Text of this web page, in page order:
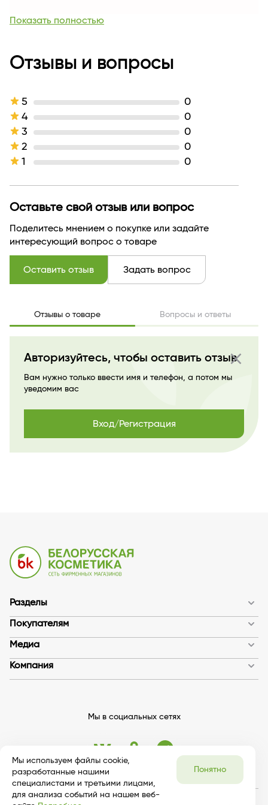
Производитель
Длина
Показать полностью
Отзывы и вопросы
5
0
4
0
3
0
2
0
1
0
Оставьте свой отзыв или вопрос
Поделитесь мнением о покупке или задайте
интересующий вопрос о товаре
Оставить отзыв Задать вопрос
Отзывы о товаре Вопросы и ответы
close
Авторизуйтесь, чтобы оставить отзыв
Вам нужно только ввести имя и телефон, а потом мы
уведомим вас
Вход/Регистрация
Разделы
Покупателям
Медиа
Компания
Мы в социальных сетях
Мы используем файлы cookie,
разработанные нашими
специалистами и третьими лицами,
для анализа событий на нашем веб-
Понятно